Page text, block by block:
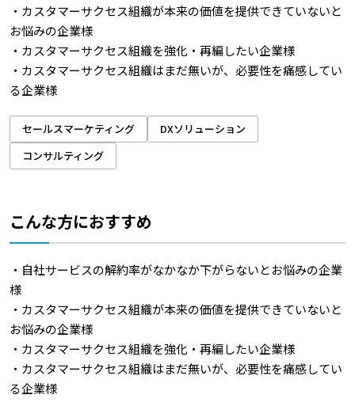
・カスタマーサクセス組織が本来の価値を提供できていないと
お悩みの企業様
・カスタマーサクセス組織を強化・再編したい企業様
・カスタマーサクセス組織はまだ無いが、必要性を痛感してい
る企業様
セールスマーケティング
DXソリューション
コンサルティング
こんな方におすすめ
・自社サービスの解約率がなかなか下がらないとお悩みの企業
様
・カスタマーサクセス組織が本来の価値を提供できていないと
お悩みの企業様
・カスタマーサクセス組織を強化・再編したい企業様
・カスタマーサクセス組織はまだ無いが、必要性を痛感してい
る企業様